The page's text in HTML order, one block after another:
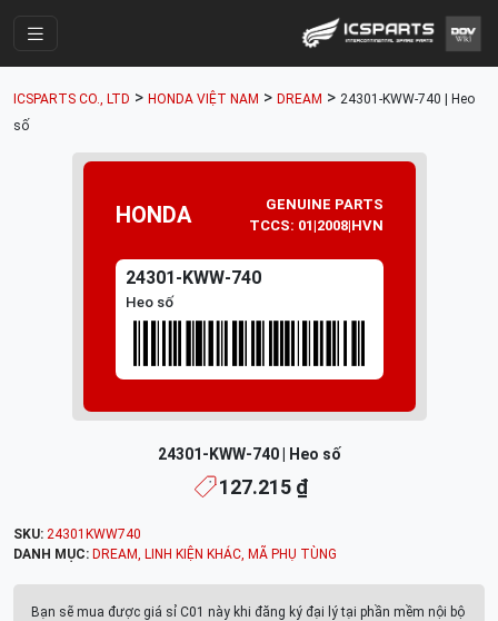
Parts Catalogue
Mã Phụ Tùng
Tài khoản
ICSPARTS CO., LTD > HONDA VIỆT NAM > DREAM > 24301-KWW-740 | Heo
số
HONDA
GENUINE PARTS
TCCS: 01|2008|HVN
24301-KWW-740
Heo số
24301-KWW-740 | Heo số
127.215 ₫
SKU: 24301KWW740
DANH MỤC: DREAM, LINH KIỆN KHÁC, MÃ PHỤ TÙNG
Bạn sẽ mua được giá sỉ C01 này khi đăng ký đại lý tại phần mềm nội bộ